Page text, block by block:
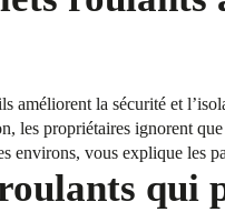
la sécurité et
les propriétaires ignorent
vous explique les
qui